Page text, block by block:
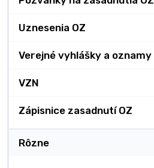
Uznesenia OZ
Verejné vyhlášky a oznamy
VZN
Zápisnice zasadnutí OZ
Rôzne